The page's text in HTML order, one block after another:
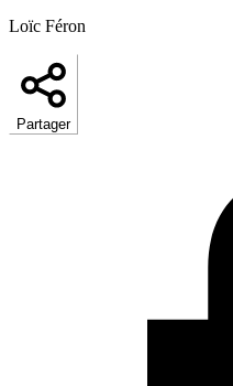
Loïc Féron
Partager